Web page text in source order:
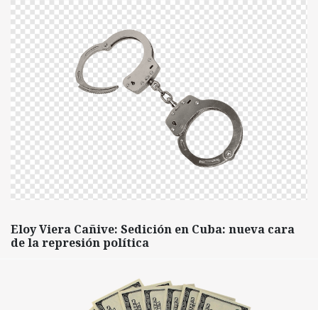
Eloy Viera Cañive: Sedición en Cuba: nueva cara
de la represión política